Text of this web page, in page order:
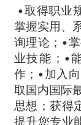
•取得职业
掌握实用、
询理论；•
业技能；•
作；•加入
取国内国际
思想；获得
提升您专业